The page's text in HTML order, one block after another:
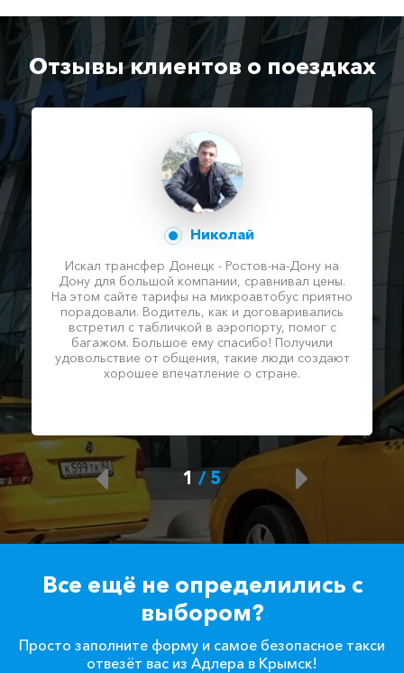
Отзывы клиентов о поездках
Николай
Искал трансфер Донецк - Ростов-на-Дону на
Дону для большой компании, сравнивал цены.
На этом сайте тарифы на микроавтобус приятно
порадовали. Водитель, как и договаривались
встретил с табличкой в аэропорту, помог с
багажом. Большое ему спасибо! Получили
удовольствие от общения, такие люди создают
хорошее впечатление о стране.
1 /5
Все ещё не определились с
выбором?
Просто заполните форму и самое безопасное такси
отвезёт вас из Адлера в Крымск!